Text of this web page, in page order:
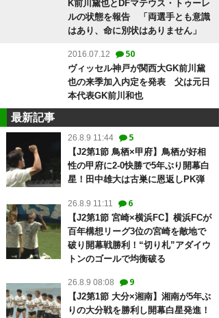
K前川黛也とDFマテウス・トゥーレ
ルの状態を報告 「両選手とも意識
はあり、命に別状はありません」
2016.07.12 50
ヴィッセル神戸が関西大GK前川黛
也の来季加入内定を発表 父は元日
本代表GK前川和也
最新記事
26.8.9 11:44 5
【J2第1節 鳥栖×甲府】鳥栖が好相
性の甲府に2-0快勝で5年ぶり開幕白
星！田中雄大は古巣に恩返しPK弾
26.8.9 11:11 6
【J2第1節 宮崎×横浜FC】横浜FCが
百年構想リーグ3位の宮崎を敵地で
破り開幕戦勝利！“切り札”アダイウ
トンのゴールで均衡破る
26.8.9 08:08 9
【J2第1節 大分×湘南】湘南が5年ぶ
りの大分戦を勝利し開幕白星発進！